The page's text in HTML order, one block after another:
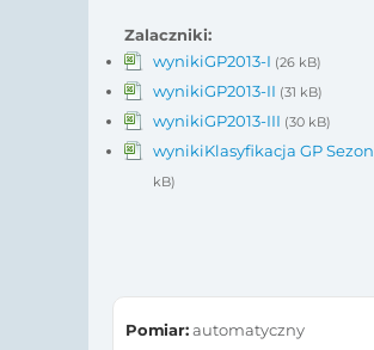
Zalaczniki:
wynikiGP2013-I (26 kB)
wynikiGP2013-II (31 kB)
wynikiGP2013-III (30 kB)
wynikiKlasyfikacja GP Sezon
kB)
Pomiar:automatyczny